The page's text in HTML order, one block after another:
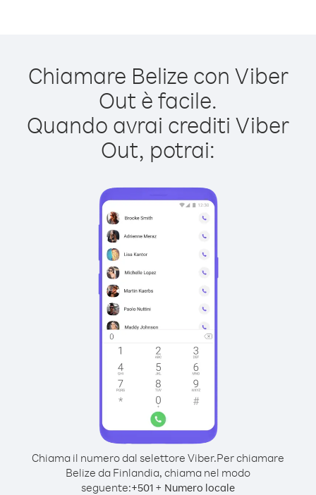
Chiamare Belize con Viber
Out è facile.
Quando avrai crediti Viber
Out, potrai:
Chiama il numero dal selettore Viber.Per chiamare
Belize da Finlandia, chiama nel modo
seguente:+501 + Numero locale